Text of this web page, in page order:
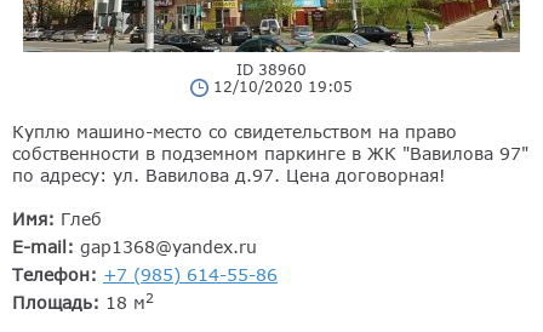
ID 38960
12/10/2020 19:05
Куплю машино-место со свидетельством на право
собственности в подземном паркинге в ЖК "Вавилова 97"
по адресу: ул. Вавилова д.97. Цена договорная!
Имя: Глеб
E-mail: gap1368@yandex.ru
Телефон: +7 (985) 614-55-86
Площадь: 18 м2